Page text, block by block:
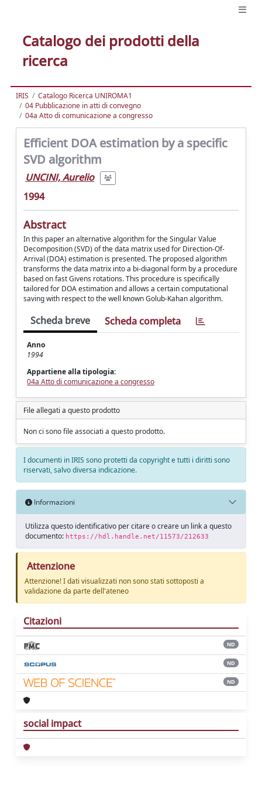
Catalogo dei prodotti della
ricerca
IRIS
Catalogo Ricerca UNIROMA1
04 Pubblicazione in atti di convegno
04a Atto di comunicazione a congresso
Efficient DOA estimation by a specific
SVD algorithm
UNCINI, Aurelio
1994
Abstract
In this paper an alternative algorithm for the Singular Value
Decomposition (SVD) of the data matrix used for Direction-Of-
Arrival (DOA) estimation is presented. The proposed algorithm
transforms the data matrix into a bi-diagonal form by a procedure
based on fast Givens rotations. This procedure is specifically
tailored for DOA estimation and allows a certain computational
saving with respect to the well known Golub-Kahan algorithm.
Scheda breve Scheda completa
Anno
1994
Appartiene alla tipologia:
04a Atto di comunicazione a congresso
File allegati a questo prodotto
Non ci sono file associati a questo prodotto.
I documenti in IRIS sono protetti da copyright e tutti i diritti sono
riservati, salvo diversa indicazione.
Informazioni
Utilizza questo identificativo per citare o creare un link a questo
documento: https://hdl.handle.net/11573/212633
Attenzione
Attenzione! I dati visualizzati non sono stati sottoposti a
validazione da parte dell'ateneo
Citazioni
ND
ND
ND
social impact